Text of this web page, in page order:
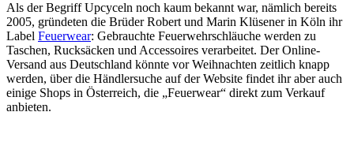
Als der Begriff Upcyceln noch kaum bekannt war, nämlich bereits
2005, gründeten die Brüder Robert und Marin Klüsener in Köln ihr
Label Feuerwear: Gebrauchte Feuerwehrschläuche werden zu
Taschen, Rucksäcken und Accessoires verarbeitet. Der Online-
Versand aus Deutschland könnte vor Weihnachten zeitlich knapp
werden, über die Händlersuche auf der Website findet ihr aber auch
einige Shops in Österreich, die „Feuerwear“ direkt zum Verkauf
anbieten.